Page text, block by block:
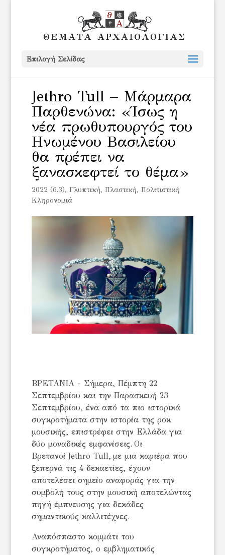
Επιλογή Σελίδας
Jethro Tull – Μάρμαρα
Παρθενώνα: «Ίσως η
νέα πρωθυπουργός του
Ηνωμένου Βασιλείου
θα πρέπει να
ξανασκεφτεί το θέμα»
2022 (6.3), Γλυπτική, Πλαστική, Πολιτιστική
Κληρονομιά
ΒΡΕΤΑΝΙΑ - Σήμερα, Πέμπτη 22
Σεπτεμβρίου και την Παρασκευή 23
Σεπτεμβρίου, ένα από τα πιο ιστορικά
συγκροτήματα στην ιστορία της ροκ
μουσικής, επιστρέφει στην Ελλάδα για
δύο μοναδικές εμφανίσεις. Οι
Βρετανοί Jethro Tull, με μια καριέρα που
ξεπερνά τις 4 δεκαετίες, έχουν
αποτελέσει σημείο αναφοράς για την
συμβολή τους στην μουσική αποτελώντας
πηγή έμπνευσης για δεκάδες
σημαντικούς καλλιτέχνες.
Αναπόσπαστο κομμάτι του
συγκροτήματος, ο εμβληματικός